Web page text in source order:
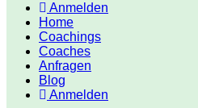
Anmelden
Home
Coachings
Coaches
Anfragen
Blog
Anmelden